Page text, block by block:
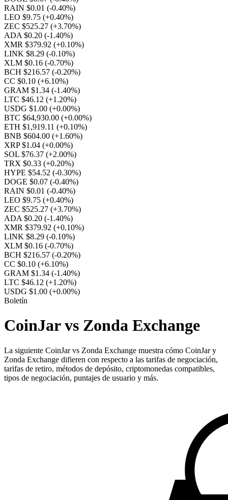
RAIN $0.01 (-0.40%)
LEO $9.75 (+0.40%)
ZEC $525.27 (+3.70%)
ADA $0.20 (-1.40%)
XMR $379.92 (+0.10%)
LINK $8.29 (-0.10%)
XLM $0.16 (-0.70%)
BCH $216.57 (-0.20%)
CC $0.10 (+6.10%)
GRAM $1.34 (-1.40%)
LTC $46.12 (+1.20%)
USDG $1.00 (+0.00%)
BTC $64,930.00 (+0.00%)
ETH $1,919.11 (+0.10%)
BNB $604.00 (+1.60%)
XRP $1.04 (+0.00%)
SOL $76.37 (+2.00%)
TRX $0.33 (+0.20%)
HYPE $54.52 (-0.30%)
DOGE $0.07 (-0.40%)
RAIN $0.01 (-0.40%)
LEO $9.75 (+0.40%)
ZEC $525.27 (+3.70%)
ADA $0.20 (-1.40%)
XMR $379.92 (+0.10%)
LINK $8.29 (-0.10%)
XLM $0.16 (-0.70%)
BCH $216.57 (-0.20%)
CC $0.10 (+6.10%)
GRAM $1.34 (-1.40%)
LTC $46.12 (+1.20%)
USDG $1.00 (+0.00%)
Boletín
CoinJar vs Zonda Exchange
La siguiente CoinJar vs Zonda Exchange muestra cómo CoinJar y
Zonda Exchange difieren con respecto a las tarifas de negociación,
tarifas de retiro, métodos de depósito, criptomonedas compatibles,
tipos de negociación, puntajes de usuario y más.